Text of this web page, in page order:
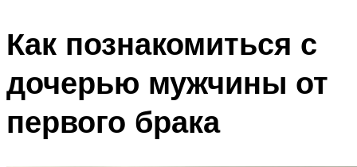
Как познакомиться с
дочерью мужчины от
первого брака